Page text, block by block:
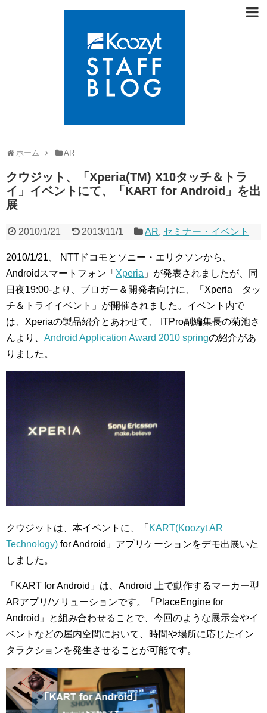
ホーム AR
クウジット、「Xperia(TM) X10タッチ＆トラ
イ」イベントにて、「KART for Android」を出
展
2010/1/21 2013/11/1 AR, セミナー・イベント
2010/1/21、 NTTドコモとソニー・エリクソンから、
Androidスマートフォン「 Xperia 」が発表されましたが、同
日夜19:00-より、ブロガー＆開発者向けに、「Xperia タッ
チ＆トライイベント」が開催されました。イベント内で
は、Xperiaの製品紹介とあわせて、 ITPro副編集長の菊池さ
んより、 Android Application Award 2010 springの紹介があ
りました。
クウジットは、本イベントに、「 KART(Koozyt AR
Technology) for Android」アプリケーションをデモ出展いた
しました。
「KART for Android」は、Android 上で動作するマーカー型
ARアプリ/ソリューションです。「PlaceEngine for
Android」と組み合わせることで、今回のような展示会やイ
ベントなどの屋内空間において、時間や場所に応じたイン
タラクションを発生させることが可能です。